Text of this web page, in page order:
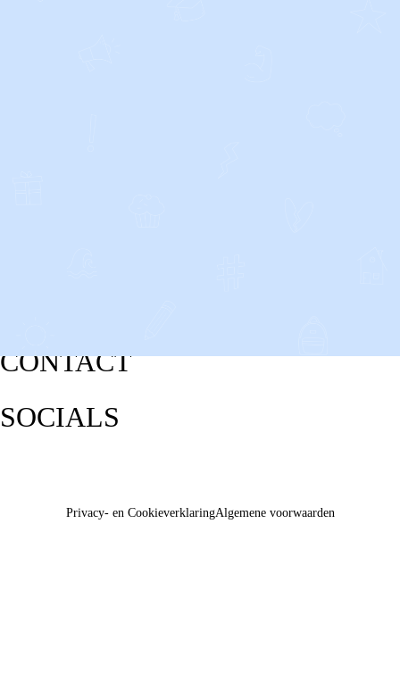
CONTACT
SOCIALS
Privacy- en CookieverklaringAlgemene voorwaarden